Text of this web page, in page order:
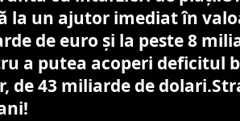
la un ajutor imediat în
de euro şi la peste 8
a putea acoperi deficitul
de 43 miliarde de